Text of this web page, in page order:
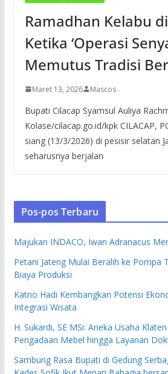
Ramadhan Kelabu
Ketika ‘Operasi
Memutus Tradisi
Maret 13, 2026 Mascos
Bupati Cilacap Syamsul Auliya
Kolase/cilacap.go.id/kpk CILACAP,
siang (13/3/2026) di pesisir selatan
seharusnya berjalan
Pos-pos Terbaru
Majukan INDACO, Iwan Adranacus
Petani Jateng Mulai Beralih ke Pompa
Biaya Produksi
Katno Hadi Kembangkan Potensi
Integrasi Wisata
H. Sukardi, SE MSi: Aneka Usaha
Pengadaan Mebel hingga Layanan
Sambung Rasa Bupati di Gedung